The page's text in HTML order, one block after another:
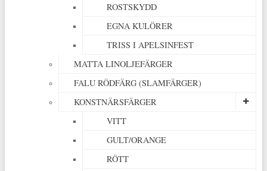
ROSTSKYDD
EGNA KULÖRER
TRISS I APELSINFEST
MATTA LINOLJEFÄRGER
FALU RÖDFÄRG (SLAMFÄRGER)
KONSTNÄRSFÄRGER
VITT
GULT/ORANGE
RÖTT